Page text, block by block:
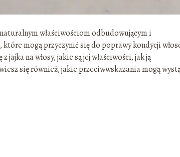
właściwościom odbudowującym i
mogą przyczynić się do poprawy kondycji
na włosy, jakie są jej właściwości, jak ją
się również, jakie przeciwwskazania mogą